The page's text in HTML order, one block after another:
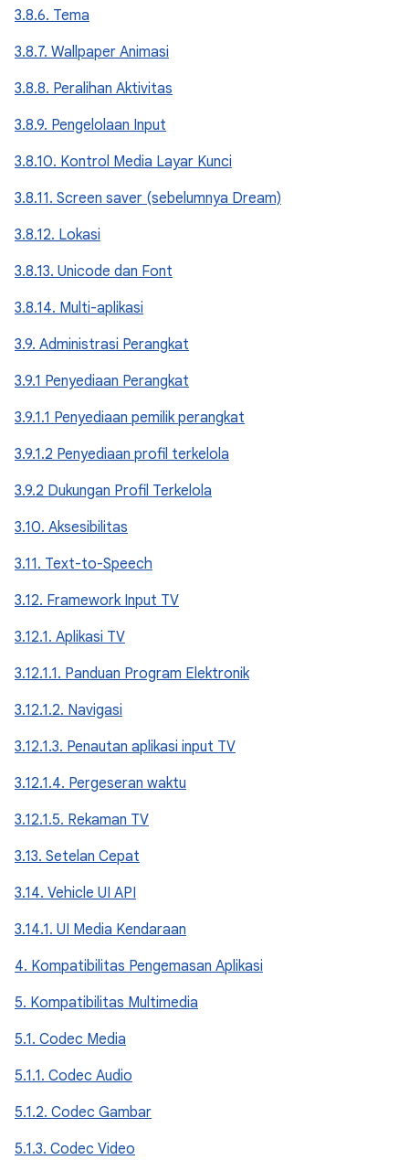
3.8.6. Tema
3.8.7. Wallpaper Animasi
3.8.8. Peralihan Aktivitas
3.8.9. Pengelolaan Input
3.8.10. Kontrol Media Layar Kunci
3.8.11. Screen saver (sebelumnya Dream)
3.8.12. Lokasi
3.8.13. Unicode dan Font
3.8.14. Multi-aplikasi
3.9. Administrasi Perangkat
3.9.1 Penyediaan Perangkat
3.9.1.1 Penyediaan pemilik perangkat
3.9.1.2 Penyediaan profil terkelola
3.9.2 Dukungan Profil Terkelola
3.10. Aksesibilitas
3.11. Text-to-Speech
3.12. Framework Input TV
3.12.1. Aplikasi TV
3.12.1.1. Panduan Program Elektronik
3.12.1.2. Navigasi
3.12.1.3. Penautan aplikasi input TV
3.12.1.4. Pergeseran waktu
3.12.1.5. Rekaman TV
3.13. Setelan Cepat
3.14. Vehicle UI API
3.14.1. UI Media Kendaraan
4. Kompatibilitas Pengemasan Aplikasi
5. Kompatibilitas Multimedia
5.1. Codec Media
5.1.1. Codec Audio
5.1.2. Codec Gambar
5.1.3. Codec Video